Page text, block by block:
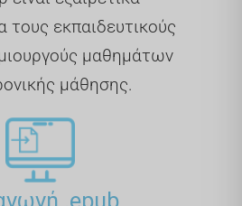
τους εκπαιδευτικούς
μαθημάτων
μάθησης.